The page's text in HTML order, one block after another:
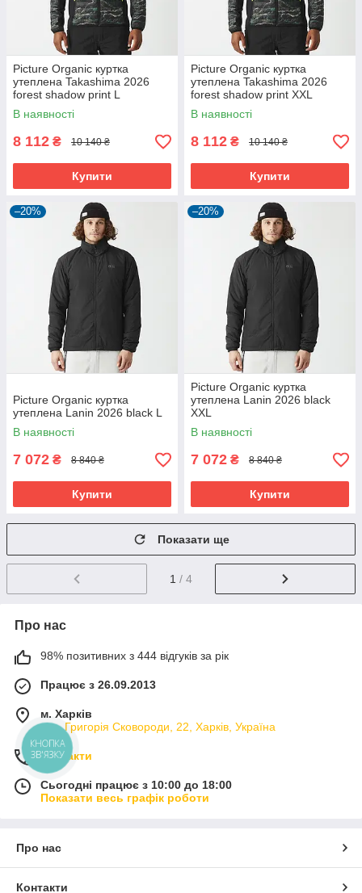
Picture Organic куртка
утеплена Takashima 2026
forest shadow print L
В наявності
8 112 ₴ 10 140 ₴
Купити
Picture Organic куртка
утеплена Takashima 2026
forest shadow print XXL
В наявності
8 112 ₴ 10 140 ₴
Купити
–20%
Picture Organic куртка
утеплена Lanin 2026 black L
В наявності
7 072 ₴ 8 840 ₴
Купити
–20%
Picture Organic куртка
утеплена Lanin 2026 black
XXL
В наявності
7 072 ₴ 8 840 ₴
Купити
Показати ще
1 / 4
Про нас
98% позитивних з 444 відгуків за рік
Працює з 26.09.2013
м. Харків
вул. Григорія Сковороди, 22, Харків, Україна
Контакти
Сьогодні працює з 10:00 до 18:00
Показати весь графік роботи
Про нас
Контакти
КНОПКА
ЗВ'ЯЗКУ